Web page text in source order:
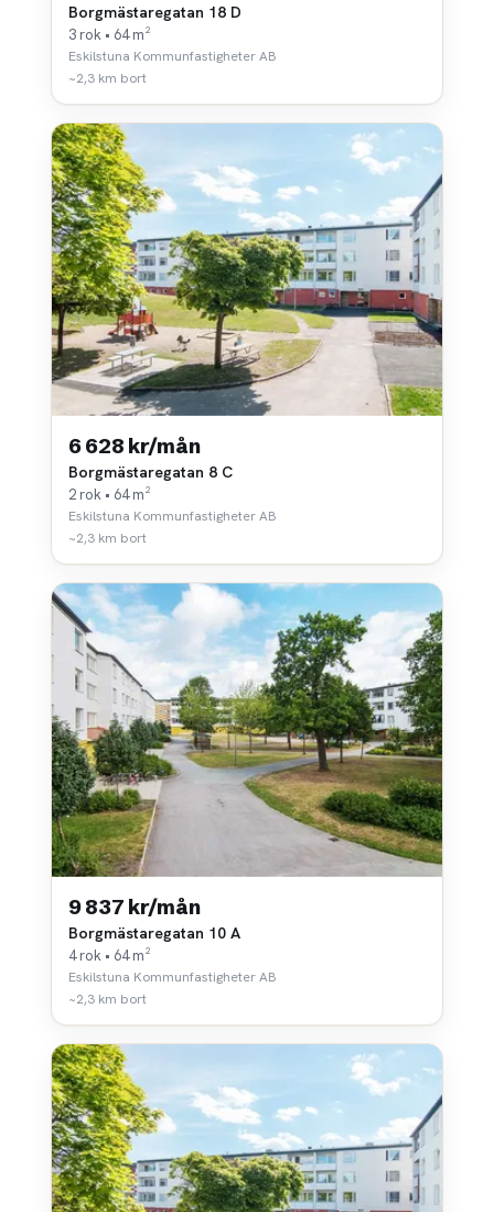
Borgmästaregatan 18 D
3 rok • 64 m²
Eskilstuna Kommunfastigheter AB
~2,3 km bort
6 628 kr/mån
Borgmästaregatan 8 C
2 rok • 64 m²
Eskilstuna Kommunfastigheter AB
~2,3 km bort
9 837 kr/mån
Borgmästaregatan 10 A
4 rok • 64 m²
Eskilstuna Kommunfastigheter AB
~2,3 km bort